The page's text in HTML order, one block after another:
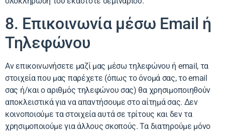
8. Επικοινωνία μέσω Email ή
Τηλεφώνου
Αν επικοινωνήσετε μαζί μας μέσω τηλεφώνου ή email, τα
στοιχεία που μας παρέχετε (όπως το όνομά σας, το email
σας ή/και ο αριθμός τηλεφώνου σας) θα χρησιμοποιηθούν
αποκλειστικά για να απαντήσουμε στο αίτημά σας. Δεν
κοινοποιούμε τα στοιχεία αυτά σε τρίτους και δεν τα
χρησιμοποιούμε για άλλους σκοπούς. Τα διατηρούμε μόνο